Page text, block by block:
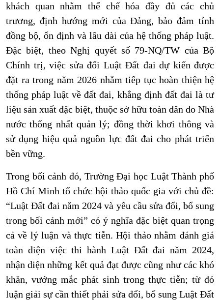
khách quan nhằm thể chế hóa đầy đủ các chủ
trương, định hướng mới của Đảng, bảo đảm tính
đồng bộ, ổn định và lâu dài của hệ thống pháp luật.
Đặc biệt, theo Nghị quyết số 79-NQ/TW của Bộ
Chính trị, việc sửa đổi Luật Đất đai dự kiến được
đặt ra trong năm 2026 nhằm tiếp tục hoàn thiện hệ
thống pháp luật về đất đai, khẳng định đất đai là tư
liệu sản xuất đặc biệt, thuộc sở hữu toàn dân do Nhà
nước thống nhất quản lý; đồng thời khơi thông và
sử dụng hiệu quả nguồn lực đất đai cho phát triển
bền vững.
Trong bối cảnh đó, Trường Đại học Luật Thành phố
Hồ Chí Minh tổ chức hội thảo quốc gia với chủ đề:
“Luật Đất đai năm 2024 và yêu cầu sửa đổi, bổ sung
trong bối cảnh mới” có ý nghĩa đặc biệt quan trọng
cả về lý luận và thực tiễn. Hội thảo nhằm đánh giá
toàn diện việc thi hành Luật Đất đai năm 2024,
nhận diện những kết quả đạt được cũng như các khó
khăn, vướng mắc phát sinh trong thực tiễn; từ đó
luận giải sự cần thiết phải sửa đổi, bổ sung Luật Đất